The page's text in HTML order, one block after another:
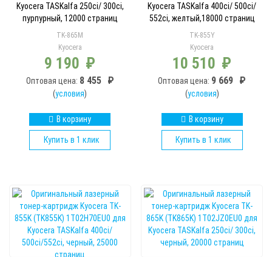
Kyocera TASKalfa 250ci/ 300ci,
пурпурный, 12000 страниц
TK-865M
Kyocera
9 190 ₽
Оптовая цена: 8 455 ₽
(условия)
В корзину
Купить в 1 клик
Kyocera TASKalfa 400ci/ 500ci/
552ci, желтый,18000 страниц
TK-855Y
Kyocera
10 510 ₽
Оптовая цена: 9 669 ₽
(условия)
В корзину
Купить в 1 клик